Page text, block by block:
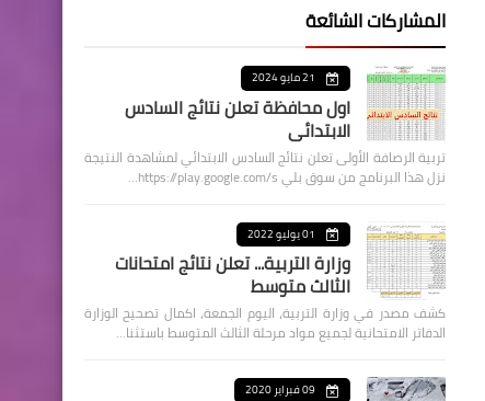
المشاركات الشائعة
21 مايو 2024
اول محافظة تعلن نتائج السادس
الابتدائي
تربية الرصافة الأولى تعلن نتائج السادس الابتدائي لمشاهدة النتيجة
نزل هذا البرنامج من سوق بلي https://play.google.com/s…
01 يوليو 2022
وزارة التربية... تعلن نتائج امتحانات
الثالث متوسط
كشف مصدر في وزارة التربية، اليوم الجمعة، اكمال تصحيح الوزارة
الدفاتر الامتحانية لجميع مواد مرحلة الثالث المتوسط باستثنا…
09 فبراير 2020